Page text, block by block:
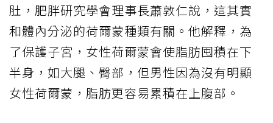
肚，肥胖研究學會理事長蕭敦仁說，這其實
和體內分泌的荷爾蒙種類有關。他解釋，為
了保護子宮，女性荷爾蒙會使脂肪囤積在下
半身，如大腿、臀部，但男性因為沒有明顯
女性荷爾蒙，脂肪更容易累積在上腹部。